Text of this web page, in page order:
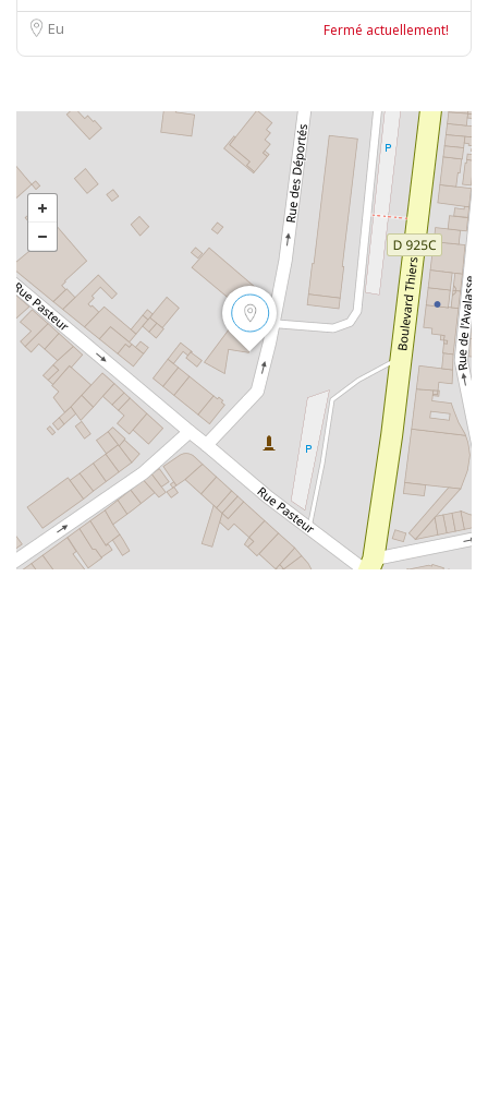
Eu Fermé actuellement!